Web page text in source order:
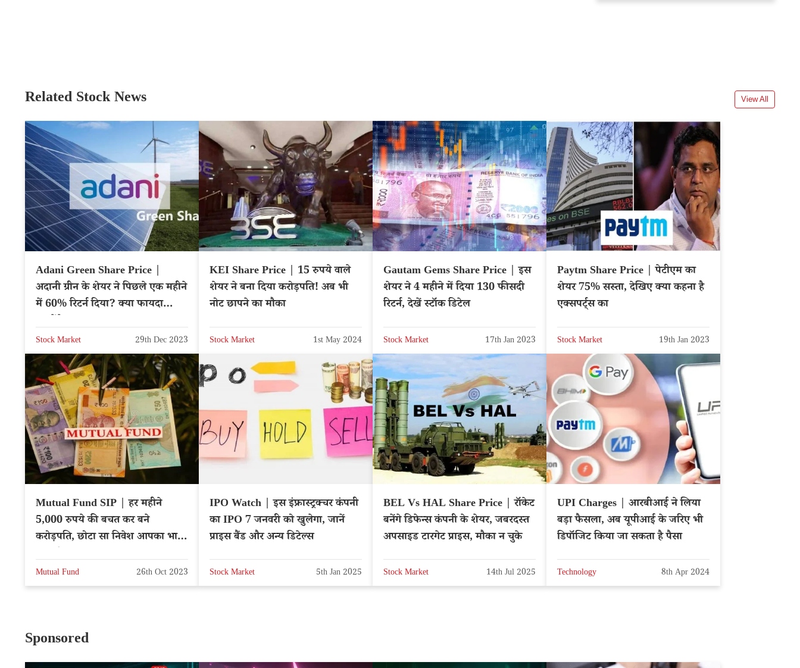
Related Stock News View All
Adani Green Share Price |
अदानी ग्रीन के शेयर ने पिछले एक महीने
में 60% रिटर्न दिया? क्या फायदा
Stock Market 29th Dec 2023
KEI Share Price | 15 रुपये वाले
शेयर ने बना दिया करोड़पति! अब भी
नोट छापने का मौका
Stock Market 1st May 2024
Gautam Gems Share Price | इस
शेयर ने 4 महीने में दिया 130 फीसदी
रिटर्न, देखें स्टॉक डिटेल
Stock Market 17th Jan 2023
Paytm Share Price | पेटीएम का
शेयर 75% सस्ता, देखिए क्या कहना है
एक्सपर्ट्स का
Stock Market 19th Jan 2023
Mutual Fund SIP | हर महीने
5,000 रुपये की बचत कर बने
करोड़पति, छोटा सा निवेश आपका भाग्य
Mutual Fund 26th Oct 2023
IPO Watch | इस इंफ्रास्ट्रक्चर कंपनी
का IPO 7 जनवरी को खुलेगा, जानें
प्राइस बैंड और अन्य डिटेल्स
Stock Market 5th Jan 2025
BEL Vs HAL Share Price | रॉकेट
बनेंगे डिफेन्स कंपनी के शेयर, जबरदस्त
अपसाइड टारगेट प्राइस, मौका न चुके
Stock Market 14th Jul 2025
UPI Charges | आरबीआई ने लिया
बड़ा फैसला, अब यूपीआई के जरिए भी
डिपॉजिट किया जा सकता है पैसा
Technology 8th Apr 2024
Sponsored